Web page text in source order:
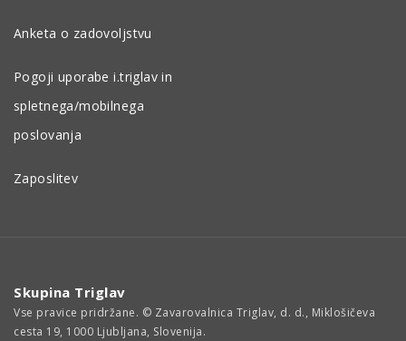
Anketa o zadovoljstvu
Pogoji uporabe i.triglav in
spletnega/mobilnega
poslovanja
Zaposlitev
Skupina Triglav
Vse pravice pridržane. © Zavarovalnica Triglav, d. d., Miklošičeva
cesta 19, 1000 Ljubljana, Slovenija.